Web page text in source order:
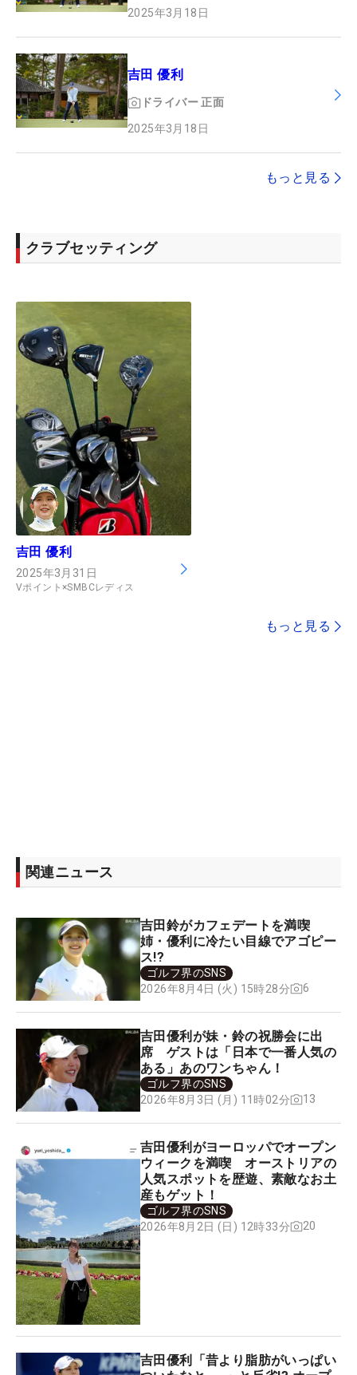
2025年3月18日
吉田 優利
ドライバー 正面
2025年3月18日
もっと見る
クラブセッティング
吉田 優利
2025年3月31日
Vポイント×SMBCレディス
もっと見る
関連ニュース
吉田鈴がカフェデートを満喫
姉・優利に冷たい目線でアゴピー
ス!?
ゴルフ界のSNS
2026年8月4日 (火) 15時28分
6
吉田優利が妹・鈴の祝勝会に出
席 ゲストは「日本で一番人気の
ある」あのワンちゃん！
ゴルフ界のSNS
2026年8月3日 (月) 11時02分
13
吉田優利がヨーロッパでオープン
ウィークを満喫 オーストリアの
人気スポットを歴遊、素敵なお土
産もゲット！
ゴルフ界のSNS
2026年8月2日 (日) 12時33分
20
吉田優利「昔より脂肪がいっぱい